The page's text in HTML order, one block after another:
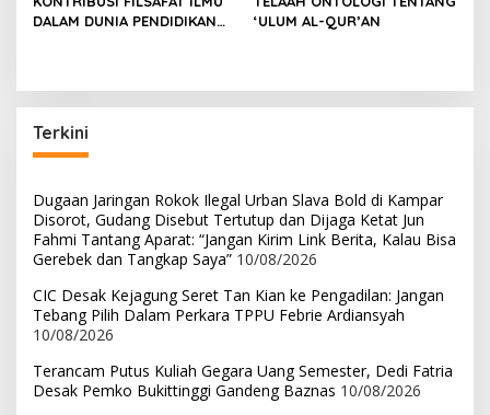
s
DALAM DUNIA PENDIDIKAN
‘ULUM AL-QUR’AN
Terkini
Dugaan Jaringan Rokok Ilegal Urban Slava Bold di Kampar
Disorot, Gudang Disebut Tertutup dan Dijaga Ketat Jun
Fahmi Tantang Aparat: “Jangan Kirim Link Berita, Kalau Bisa
Gerebek dan Tangkap Saya” 10/08/2026
CIC Desak Kejagung Seret Tan Kian ke Pengadilan: Jangan
Tebang Pilih Dalam Perkara TPPU Febrie Ardiansyah
10/08/2026
Terancam Putus Kuliah Gegara Uang Semester, Dedi Fatria
Desak Pemko Bukittinggi Gandeng Baznas 10/08/2026